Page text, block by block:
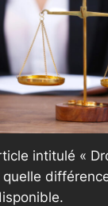
intitulé «